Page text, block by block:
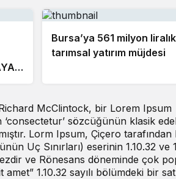
Bursa’ya 561 milyon liralık
tarımsal yatırım müjdesi
McClintock, bir Lorem Ipsum
sözcüğünün klasik
Lorm Ipsum, Çiçero tarafından
Uç Sınırları) eserinin 1.10.32 ve
ve Rönesans döneminde çok
1.10.32 sayılı bölümdeki bir